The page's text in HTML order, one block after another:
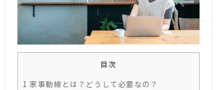
目次
1 家事動線とは？どうして必要なの？